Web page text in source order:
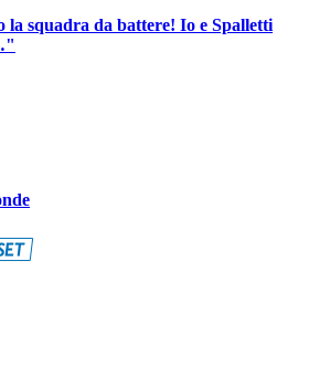
la squadra da battere! Io e Spalletti